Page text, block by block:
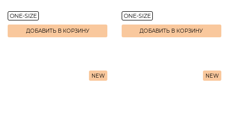
ONE-SIZE
ДОБАВИТЬ В КОРЗИНУ
ONE-SIZE
ДОБАВИТЬ В КОРЗИНУ
NEW NEW